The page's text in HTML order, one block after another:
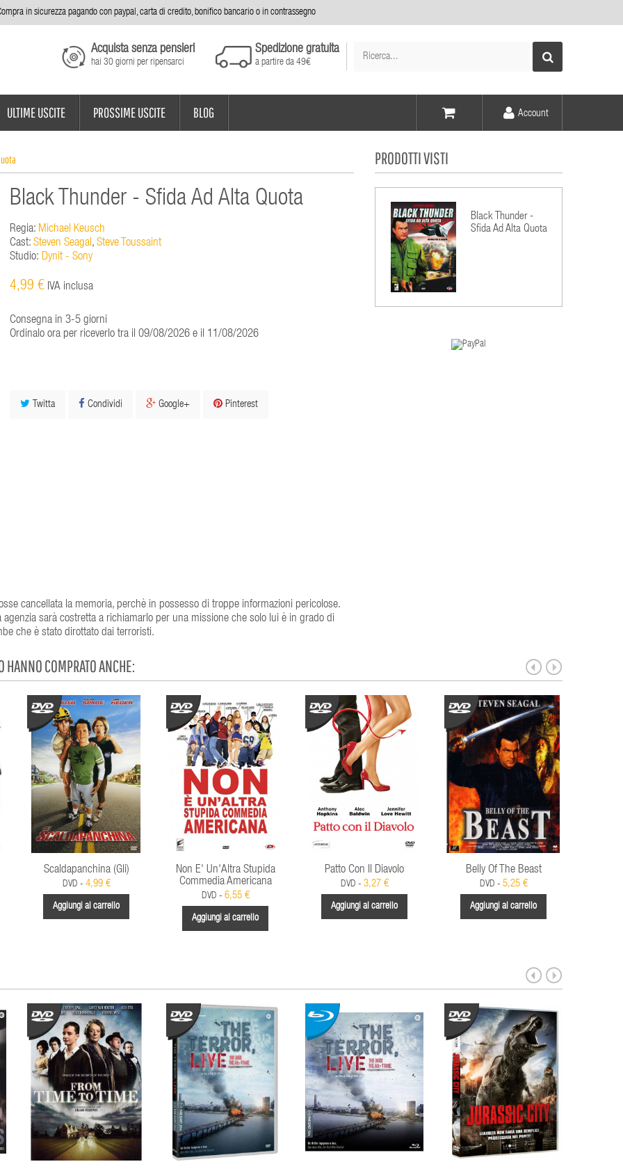
in sicurezza pagando con paypal, carta di credito, bonifico bancario o in contrassegno
Elementi -
Acquista senza pensieri
hai 30 giorni per ripensarci
Spedizione gratuita
a partire da 49€
Account
ULTIME USCITE PROSSIME USCITE BLOG
Black Thunder - Sfida Ad Alta Quota
Regia: Michael Keusch
Cast: Steven Seagal, Steve Toussaint
Studio: Dynit - Sony
4,99 € IVA inclusa
Consegna in 3-5 giorni
Ordinalo ora per riceverlo tra il 09/08/2026 e il 11/08/2026
Twitta Condividi Google+ Pinterest
cancellata la memoria, perchè in possesso di troppe informazioni pericolose.
sarà costretta a richiamarlo per una missione che solo lui è in grado di
che è stato dirottato dai terroristi.
PRODOTTI VISTI
Black Thunder -
Sfida Ad Alta Quota
HANNO COMPRATO ANCHE:
Scaldapanchina (Gli)
DVD - 4,99 €
Aggiungi al carrello
Non E' Un'Altra Stupida
Commedia Americana
DVD - 6,55 €
Aggiungi al carrello
Patto Con Il Diavolo
DVD - 3,27 €
Aggiungi al carrello
Belly Of The Beast
DVD - 5,25 €
Aggiungi al carrello